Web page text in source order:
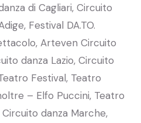
di Cagliari, Circuito
Festival DA.TO.
Arteven Circuito
danza Lazio, Circuito
Festival, Teatro
– Elfo Puccini, Teatro
Circuito danza Marche,